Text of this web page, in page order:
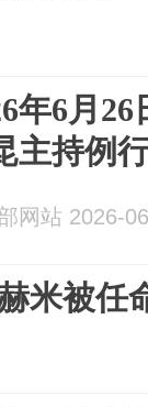
年6月
主持例
网站 2026-
米被任